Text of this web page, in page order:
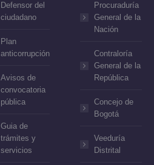
Defensor del
ciudadano
Plan
anticorrupción
Avisos de
convocatoria
pública
Guia de
trámites y
servicios
Procuraduría
General de la
Nación
Contraloría
General de la
República
Concejo de
Bogotá
Veeduría
Distrital